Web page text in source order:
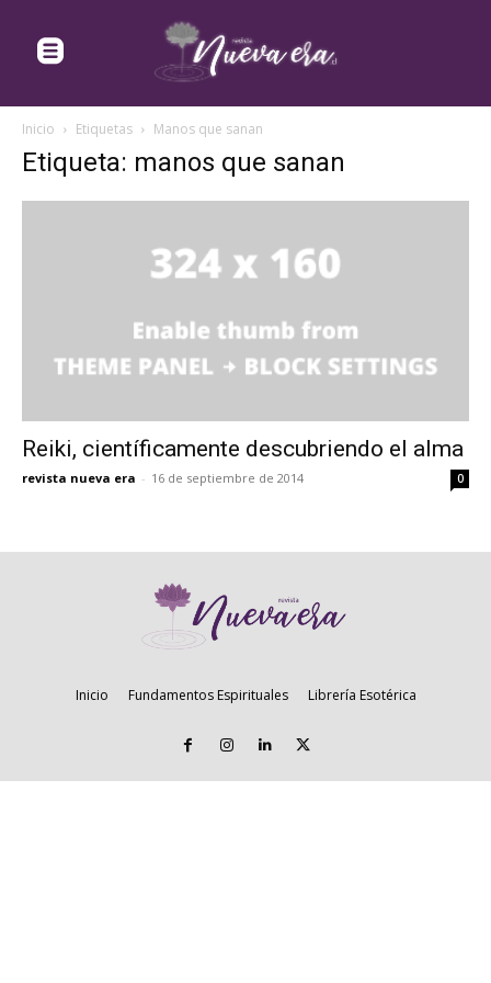
Inicio Etiquetas Manos que sanan
Etiqueta: manos que sanan
Reiki, científicamente descubriendo el alma
revista nueva era - 16 de septiembre de 2014 0
Inicio Fundamentos Espirituales Librería Esotérica